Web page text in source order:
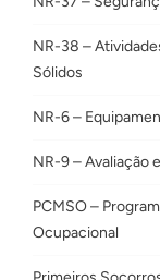
NR-38 –
Sólidos
NR-6 –
NR-9 – Avaliação
PCMSO –
Ocupacional